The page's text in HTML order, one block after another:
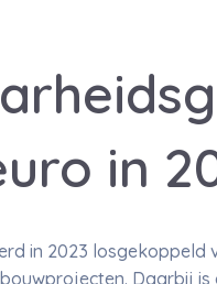
in
in 2023
Daarbij